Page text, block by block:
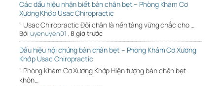
Các dấu hiệu nhận biết bàn chân bẹt – Phòng Khám Cơ
Xương Khớp Usac Chiropractic
" Usac Chiropractic Đôi chân là nền tảng vững chắc cho …
Bởi uyenuyen01 ,8 giờ trước
Dấu hiệu hội chứng bàn chân bẹt – Phòng Khám Cơ Xương
Khớp Usac Chiropractic
" Phòng Khám Cơ Xương Khớp Hiện tượng bàn chân bẹt
khôn…